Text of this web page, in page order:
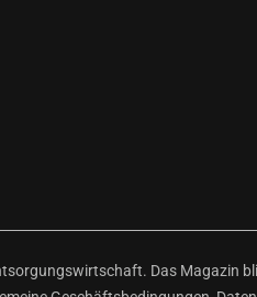
Das Magazin